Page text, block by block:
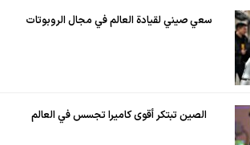
سعي صيني لقيادة العالم في مجال الروبوتات
الصين تبتكر أقوى كاميرا تجسس في العالم